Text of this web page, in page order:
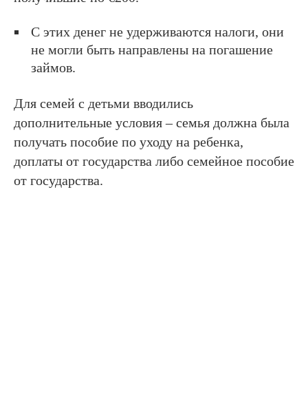
С этих денег не удерживаются налоги, они
не могли быть направлены на погашение
займов.
Для семей с детьми вводились
дополнительные условия – семья должна была
получать пособие по уходу на ребенка,
доплаты от государства либо семейное пособие
от государства.